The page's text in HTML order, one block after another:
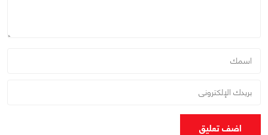
اضف تعليق